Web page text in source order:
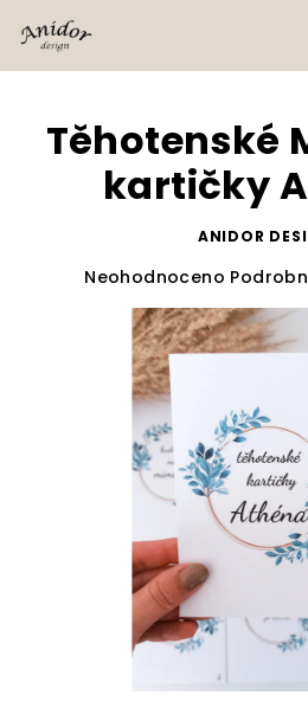
na
Těhotenské
kartičky
ANIDOR
PrůměrnéNeohodnoceno